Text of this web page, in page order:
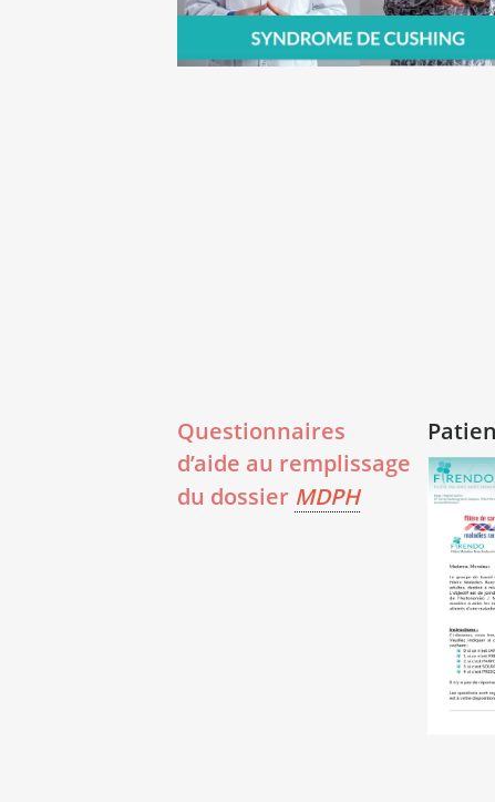
Questionnaires
d’aide au remplissage
du dossier MDPH